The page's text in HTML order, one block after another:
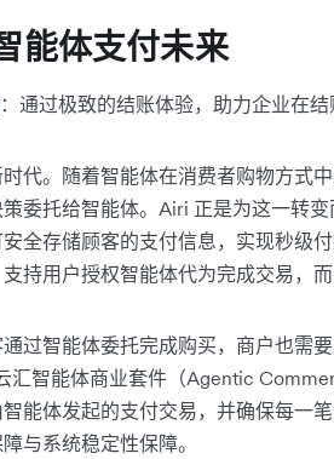
能体支付未来
通过极致的结账体验，助力企业在结
代。随着智能体在消费者购物方式
委托给智能体。Airi 正是为这一转
全存储顾客的支付信息，实现秒级
持用户授权智能体代为完成交易，
过智能体委托完成购买，商户也需
汇智能体商业套件（Agentic
能体发起的支付交易，并确保每一
与系统稳定性保障。